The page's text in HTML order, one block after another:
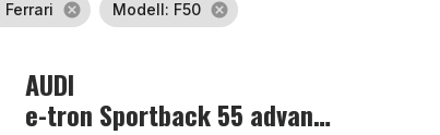
Ferrari cancel Modell: F50 cancel
AUDI
e-tron Sportback 55 advanced